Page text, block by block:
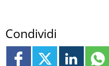
Condividi